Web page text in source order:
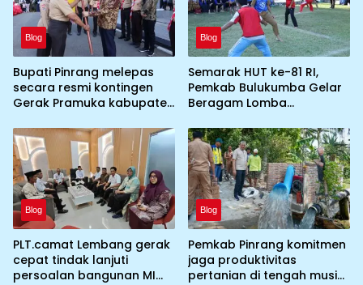
Blog
Bupati Pinrang melepas
secara resmi kontingen
Gerak Pramuka kabupaten
Nasional ke XII kebumi
perkemahan Cibubur
Blog
Semarak HUT ke-81 RI,
Pemkab Bulukumba Gelar
Beragam Lomba
Olahraga
Blog
PLT.camat Lembang gerak
cepat tindak lanjuti
persoalan bangunan MI
Blog
Pemkab Pinrang komitmen
jaga produktivitas
pertanian di tengah musim